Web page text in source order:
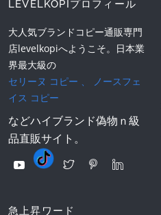
LEVELKOPIプロフィール
大人気ブランドコピー通販専門
店levelkopiへようこそ。日本業
界最大級の
セリーヌ コピー
ノースフェ
イス コピー
などハイブランド偽物ｎ級
品直販サイト。
急上昇ワード